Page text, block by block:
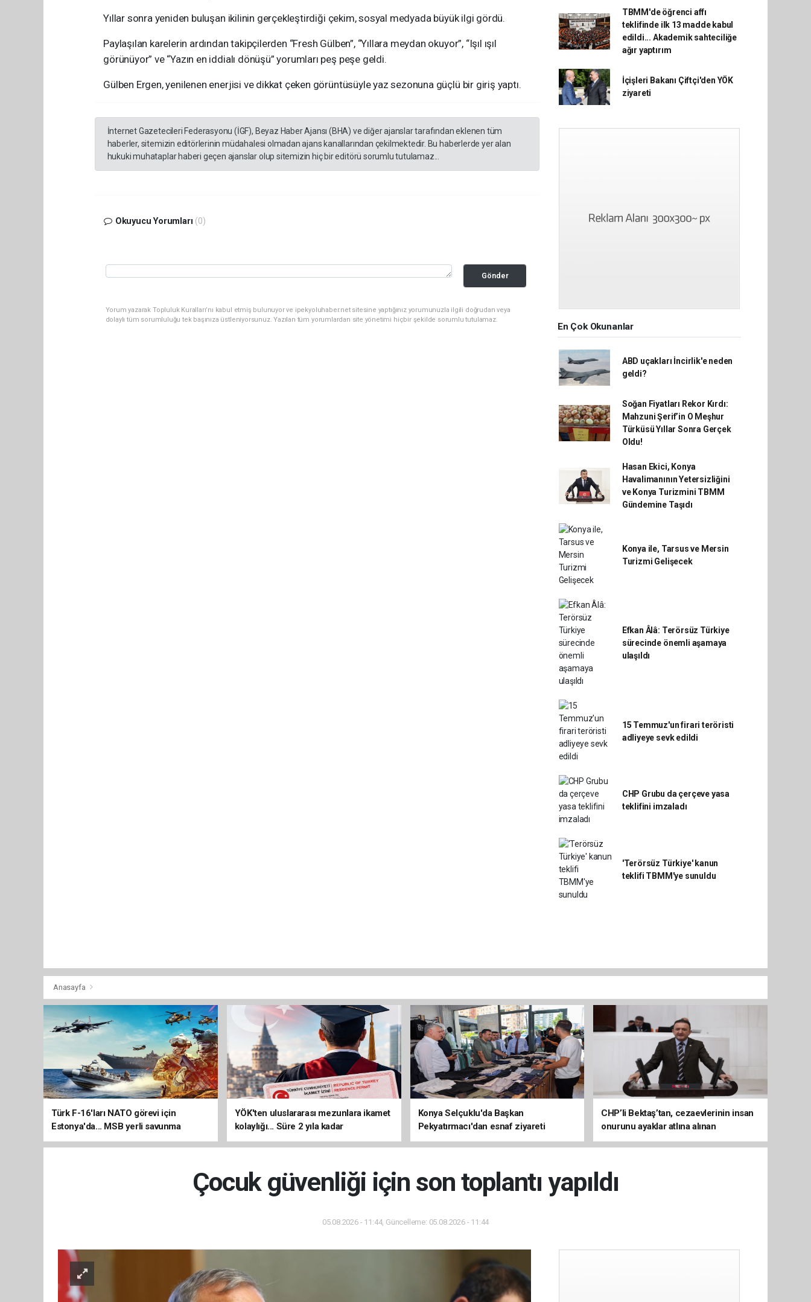
Yıllar sonra yeniden buluşan ikilinin gerçekleştirdiği çekim, sosyal medyada büyük ilgi gördü.
Paylaşılan karelerin ardından takipçilerden “Fresh Gülben”, “Yıllara meydan okuyor”, “Işıl ışıl
görünüyor” ve “Yazın en iddialı dönüşü” yorumları peş peşe geldi.
Gülben Ergen, yenilenen enerjisi ve dikkat çeken görüntüsüyle yaz sezonuna güçlü bir giriş yaptı.
İnternet Gazetecileri Federasyonu (İGF), Beyaz Haber Ajansı (BHA) ve diğer ajanslar tarafından eklenen tüm
haberler, sitemizin editörlerinin müdahalesi olmadan ajans kanallarından çekilmektedir. Bu haberlerde yer alan
hukuki muhataplar haberi geçen ajanslar olup sitemizin hiç bir editörü sorumlu tutulamaz...
Okuyucu Yorumları (0)
Gönder
Yorum yazarak Topluluk Kuralları’nı kabul etmiş bulunuyor ve ipekyoluhaber.net sitesine yaptığınız yorumunuzla ilgili doğrudan veya
dolaylı tüm sorumluluğu tek başınıza üstleniyorsunuz. Yazılan tüm yorumlardan site yönetimi hiçbir şekilde sorumlu tutulamaz.
TBMM'de öğrenci affı
teklifinde ilk 13 madde kabul
edildi... Akademik sahteciliğe
ağır yaptırım
İçişleri Bakanı Çiftçi'den YÖK
ziyareti
En Çok Okunanlar
ABD uçakları İncirlik'e neden
geldi?
Soğan Fiyatları Rekor Kırdı:
Mahzuni Şerif’in O Meşhur
Türküsü Yıllar Sonra Gerçek
Oldu!
Hasan Ekici, Konya
Havalimanının Yetersizliğini
ve Konya Turizmini TBMM
Gündemine Taşıdı
Konya ile, Tarsus ve Mersin
Turizmi Gelişecek
Efkan Âlâ: Terörsüz Türkiye
sürecinde önemli aşamaya
ulaşıldı
15 Temmuz'un firari teröristi
adliyeye sevk edildi
CHP Grubu da çerçeve yasa
teklifini imzaladı
'Terörsüz Türkiye' kanun
teklifi TBMM'ye sunuldu
Anasayfa
Türk F-16'ları NATO görevi için
Estonya'da... MSB yerli savunma
sistemleriyle güçleniyor
YÖK'ten uluslararası mezunlara ikamet
kolaylığı... Süre 2 yıla kadar
uzatılabilecek
Konya Selçuklu'da Başkan
Pekyatırmacı'dan esnaf ziyareti
CHP’li Bektaş’tan, cezaevlerinin insan
onurunu ayaklar atlına alınan
mekânlara dönüşmesine tepki
Çocuk güvenliği için son toplantı yapıldı
05.08.2026 - 11:44, Güncelleme: 05.08.2026 - 11:44